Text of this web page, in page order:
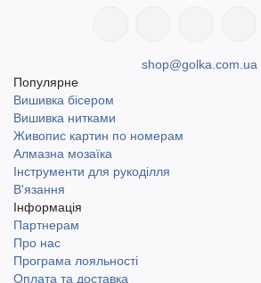
shop@golka.com.ua
Популярне
Вишивка бісером
Вишивка нитками
Живопис картин по номерам
Алмазна мозаїка
Інструменти для рукоділля
В'язання
Інформація
Партнерам
Про нас
Програма лояльності
Оплата та доставка